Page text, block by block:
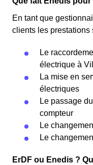
En tant que
clients les prestations
Le
électrique à
La mise en
électriques
Le passage
compteur
Le
Le
ErDF ou Enedis ?